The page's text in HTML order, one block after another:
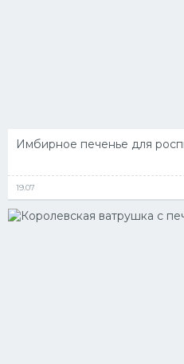
Имбирное печенье для
19.07